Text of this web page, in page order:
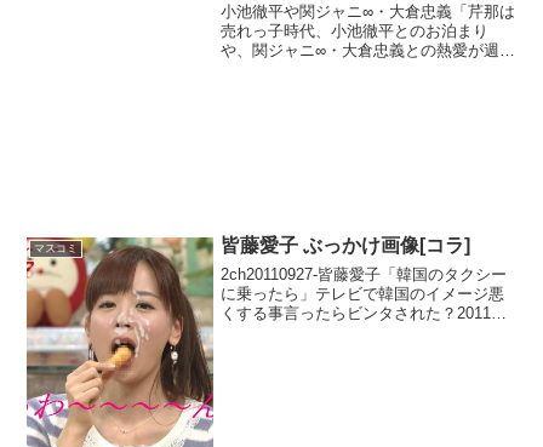
小池徹平や関ジャニ∞・大倉忠義「芹那は
売れっ子時代、小池徹平とのお泊まり
や、関ジャニ∞・大倉忠義との熱愛が週刊
マスコミ 皆藤愛子 ぶっかけ画像[コラ]
2ch20110927-皆藤愛子「韓国のタクシー
に乗ったら」テレビで韓国のイメージ悪
くする事言ったらビンタされた？2011年